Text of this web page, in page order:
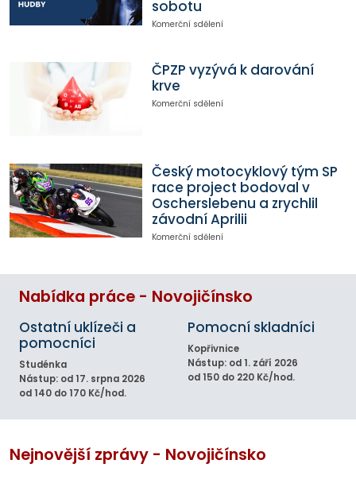
sobotu
Komerční sdělení
ČPZP vyzývá k darování
krve
Komerční sdělení
Český motocyklový tým SP
race project bodoval v
Oscherslebenu a zrychlil
závodní Aprilii
Komerční sdělení
Nabídka práce - Novojičínsko
Ostatní uklízeči a
pomocníci
Studénka
Nástup: od 17. srpna 2026
od 140 do 170 Kč/hod.
Pomocní skladníci
Kopřivnice
Nástup: od 1. září 2026
od 150 do 220 Kč/hod.
Nejnovější zprávy - Novojičínsko